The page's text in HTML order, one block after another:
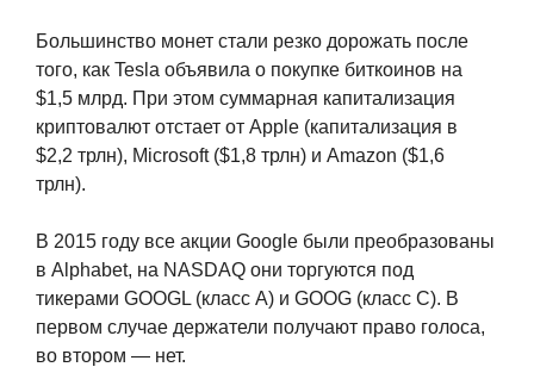
Большинство монет стали резко дорожать после
того, как Tesla объявила о покупке биткоинов на
$1,5 млрд. При этом суммарная капитализация
криптовалют отстает от Apple (капитализация в
$2,2 трлн), Microsoft ($1,8 трлн) и Amazon ($1,6
трлн).
В 2015 году все акции Google были преобразованы
в Alphabet, на NASDAQ они торгуются под
тикерами GOOGL (класс А) и GOOG (класс С). В
первом случае держатели получают право голоса,
во втором — нет.